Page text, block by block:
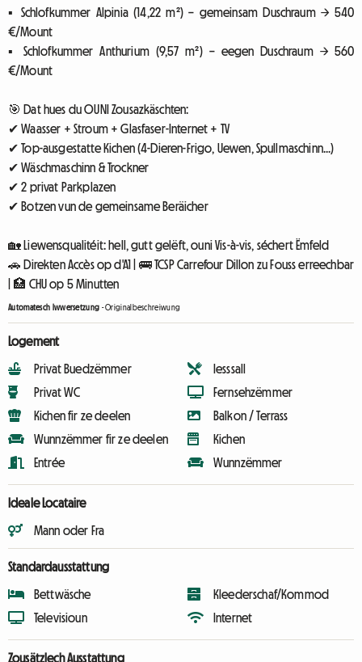
▪ Schlofkummer Alpinia (14,22 m²) – gemeinsam Duschraum → 540
€/Mount
▪ Schlofkummer Anthurium (9,57 m²) – eegen Duschraum → 560
€/Mount
🎯 Dat hues du OUNI Zousazkäschten:
✔ Waasser + Stroum + Glasfaser-Internet + TV
✔ Top-ausgestatte Kichen (4-Dieren-Frigo, Uewen, Spullmaschinn...)
✔ Wäschmaschinn & Trockner
✔ 2 privat Parkplazen
✔ Botzen vun de gemeinsame Beräicher
🏡 Liewensqualitéit: hell, gutt gelëft, ouni Vis-à-vis, séchert Ëmfeld
🚗 Direkten Accès op d'A1 | 🚌 TCSP Carrefour Dillon zu Fouss erreechbar
| 🏥 CHU op 5 Minutten
Automatesch Iwwersetzung -Originalbeschreiwung
Logement
Privat Buedzëmmer
Privat WC
Kichen fir ze deelen
Wunnzëmmer fir ze deelen
Entrée
Iesssall
Fernsehzëmmer
Balkon / Terrass
Kichen
Wunnzëmmer
Ideale Locataire
Mann oder Fra
Standardausstattung
Bettwäsche
Televisioun
Kleederschaf/Kommod
Internet
Zousätzlech Ausstattung